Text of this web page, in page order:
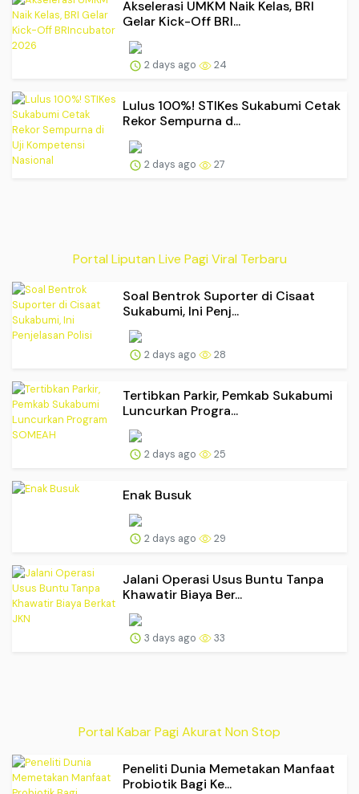
Akselerasi UMKM Naik Kelas, BRI
Gelar Kick-Off BRI...
2 days ago 24
Lulus 100%! STIKes Sukabumi Cetak
Rekor Sempurna d...
2 days ago 27
Portal Liputan Live Pagi Viral Terbaru
Soal Bentrok Suporter di Cisaat
Sukabumi, Ini Penj...
2 days ago 28
Tertibkan Parkir, Pemkab Sukabumi
Luncurkan Progra...
2 days ago 25
Enak Busuk
2 days ago 29
Jalani Operasi Usus Buntu Tanpa
Khawatir Biaya Ber...
3 days ago 33
Portal Kabar Pagi Akurat Non Stop
Peneliti Dunia Memetakan Manfaat
Probiotik Bagi Ke...